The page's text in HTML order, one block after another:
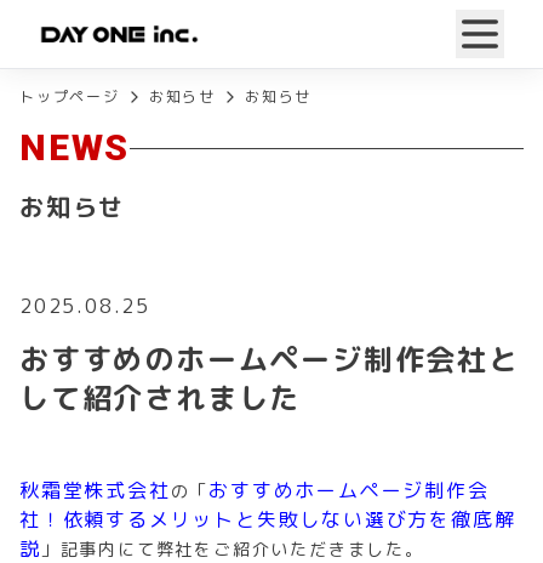
トップページ お知らせ お知らせ
NEWS
お知らせ
2025.08.25
おすすめのホームページ制作会社と
して紹介されました
秋霜堂株式会社の「おすすめホームページ制作会
社！依頼するメリットと失敗しない選び方を徹底解
説 」記事内にて弊社をご紹介いただきました。